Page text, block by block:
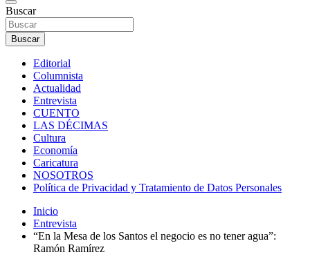
El Unicornio
La realidad supera la fantasía
Buscar
Buscar
Editorial
Columnista
Actualidad
Entrevista
CUENTO
LAS DÉCIMAS
Cultura
Economía
Caricatura
NOSOTROS
Política de Privacidad y Tratamiento de Datos Personales
Inicio
Entrevista
“En la Mesa de los Santos el negocio es no tener agua”:
Ramón Ramírez